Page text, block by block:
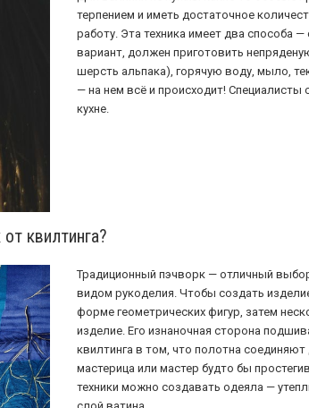
терпением и иметь достаточное
работу. Эта техника имеет два способа
вариант, должен приготовить
шерсть альпака), горячую воду, мыло,
— на нем всё и происходит!
кухне.
квилтинга?
Традиционный пэчворк — отличный
видом рукоделия. Чтобы создать
форме геометрических фигур, затем
изделие. Его изнаночная сторона
квилтинга в том, что полотна
мастерица или мастер будто бы
техники можно создавать одеяла —